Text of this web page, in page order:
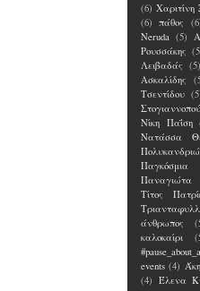
(6) Χαριτίνη
(6)
πάθος
Neruda (5)
Ρουσσάκης
Λειβαδάς (5)
Ασκαλίδης
Τσεντίδου
Νίκη Παΐση
Νατάσσα
Παγκόσμια
Παναγιώτα
Τίτος
άνθρωπος
καλοκαίρι
events (4)
(4) Έλενα